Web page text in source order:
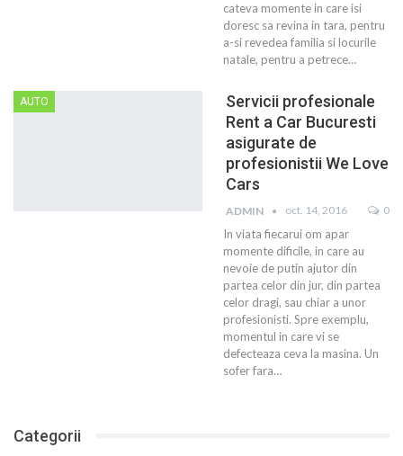
cateva momente in care isi
doresc sa revina in tara, pentru
a-si revedea familia si locurile
natale, pentru a petrece…
AUTO
Servicii profesionale
Rent a Car Bucuresti
asigurate de
profesionistii We Love
Cars
ADMIN oct. 14, 2016 0
In viata fiecarui om apar
momente dificile, in care au
nevoie de putin ajutor din
partea celor din jur, din partea
celor dragi, sau chiar a unor
profesionisti. Spre exemplu,
momentul in care vi se
defecteaza ceva la masina. Un
sofer fara…
Categorii